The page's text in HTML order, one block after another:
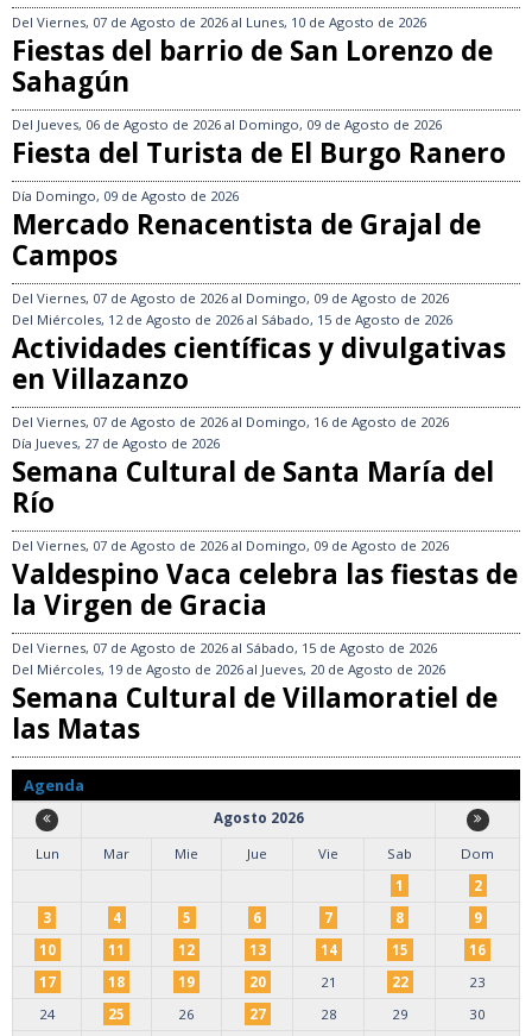
Del Viernes, 07 de Agosto de 2026 al Lunes, 10 de Agosto de 2026
Fiestas del barrio de San Lorenzo de
Sahagún
Del Jueves, 06 de Agosto de 2026 al Domingo, 09 de Agosto de 2026
Fiesta del Turista de El Burgo Ranero
Día Domingo, 09 de Agosto de 2026
Mercado Renacentista de Grajal de
Campos
Del Viernes, 07 de Agosto de 2026 al Domingo, 09 de Agosto de 2026
Del Miércoles, 12 de Agosto de 2026 al Sábado, 15 de Agosto de 2026
Actividades científicas y divulgativas
en Villazanzo
Del Viernes, 07 de Agosto de 2026 al Domingo, 16 de Agosto de 2026
Día Jueves, 27 de Agosto de 2026
Semana Cultural de Santa María del
Río
Del Viernes, 07 de Agosto de 2026 al Domingo, 09 de Agosto de 2026
Valdespino Vaca celebra las fiestas de
la Virgen de Gracia
Del Viernes, 07 de Agosto de 2026 al Sábado, 15 de Agosto de 2026
Del Miércoles, 19 de Agosto de 2026 al Jueves, 20 de Agosto de 2026
Semana Cultural de Villamoratiel de
las Matas
Agenda
Agosto 2026
Lun
Mar Mie Jue Vie Sab
Dom
1
2
3
4 5 6 7 8
9
10
11 12 13 14 15
16
17
18 19 20 21 22
23
24
25 26 27 28 29
30